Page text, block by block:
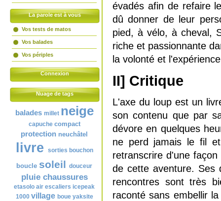
La parole est à vous
Vos tests de matos
Vos balades
Vos périples
Connexion
Nuage de tags
balades millet neige
capuche compact
protection neuchâtel
livre sorties bouchon
boucle soleil douceur
pluie chaussures
etasolo air escaliers icepeak
1000 village boue yaksite
évadés afin de refaire
dû donner de leur
pied, à vélo, à cheval,
riche et passionnante
la volonté et
II] Critique
L'axe du loup est un
son contenu que par
dévore en quelques
ne perd jamais le fil
retranscrire d'une
de cette aventure. Ses
rencontres sont très
raconté sans embellir